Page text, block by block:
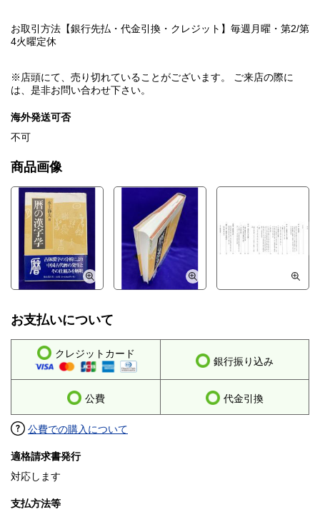
お取引方法【銀行先払・代金引換・クレジット】毎週月曜・第2/第
4火曜定休
※店頭にて、売り切れていることがございます。 ご来店の際に
は、是非お問い合わせ下さい。
海外発送可否
不可
商品画像
お支払いについて
クレジットカード
銀行振り込み
公費 代金引換
公費での購入について
適格請求書発行
対応します
支払方法等